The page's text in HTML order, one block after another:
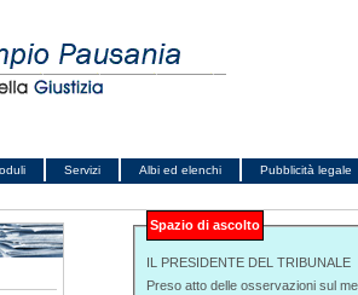
Servizi Albi ed elenchi Pubblicità legale
Spazio di ascolto
IL PRESIDENTE DEL TRIBUNALE
Preso atto delle osservazioni sul